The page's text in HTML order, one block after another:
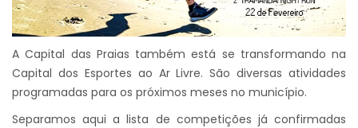
A Capital das Praias também está se transformando na
Capital dos Esportes ao Ar Livre. São diversas atividades
programadas para os próximos meses no município.
Separamos aqui a lista de competições já confirmadas